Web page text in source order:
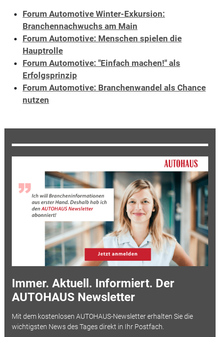
Forum Automotive Winter-Exkursion:
Branchennachwuchs am Main
Forum Automotive: Menschen spielen die
Hauptrolle
Forum Automotive: "Einfach machen!" als
Erfolgsprinzip
Forum Automotive: Branchenwandel als Chance
nutzen
Immer. Aktuell. Informiert. Der
AUTOHAUS Newsletter
Mit dem kostenlosen AUTOHAUS-Newsletter erhalten Sie die
wichtigsten News des Tages direkt in Ihr Postfach.